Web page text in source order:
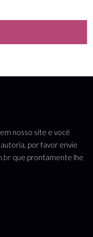
nosso site e você
por favor envie
que prontamente lhe